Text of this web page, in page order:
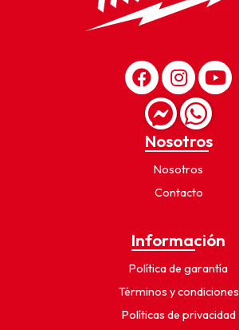
Nosotros
Nosotros
Contacto
Información
Política de garantía
Términos y condiciones
Políticas de privacidad